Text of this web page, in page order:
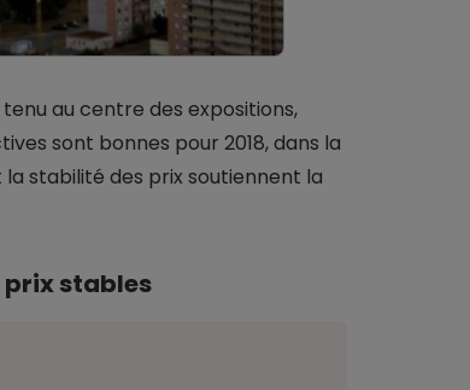
tenu au centre des expositions,
sont bonnes pour 2018, dans la
stabilité des prix soutiennent la
prix stables